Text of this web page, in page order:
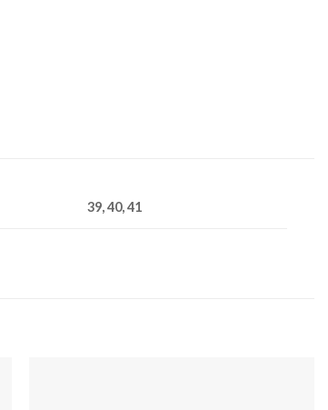
39, 40, 41